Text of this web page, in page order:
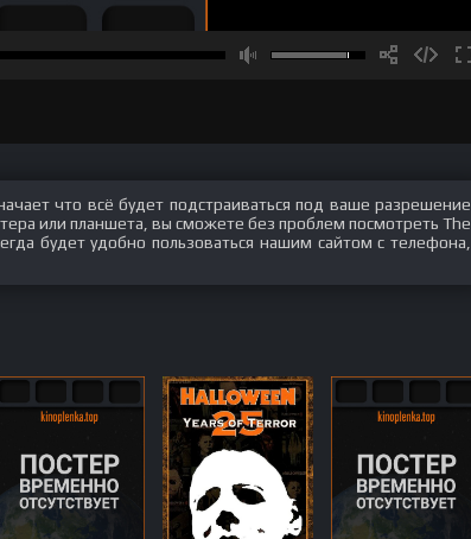
что всё будет подстраиваться под ваше разрешение
или планшета, вы сможете без проблем посмотреть The
будет удобно пользоваться нашим сайтом с телефона,